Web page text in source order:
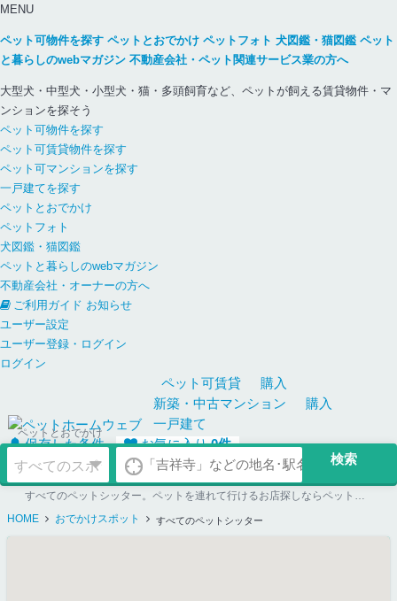
MENU
ペット可物件を探す ペットとおでかけ ペットフォト 犬図鑑・猫図鑑 ペット
と暮らしのwebマガジン 不動産会社・ペット関連サービス業の方へ
大型犬・中型犬・小型犬・猫・多頭飼育など、ペットが飼える賃貸物件・マ
ンションを探そう
ペット可物件を探す
ペット可賃貸物件を探す
ペット可マンションを探す
一戸建てを探す
ペットとおでかけ
ペットフォト
犬図鑑・猫図鑑
ペットと暮らしのwebマガジン
不動産会社・オーナーの方へ
ご利用ガイド お知らせ
ユーザー設定
ユーザー登録・ログイン
ログイン
ペット可賃貸
購入
新築・中古マンション
購入
一戸建て
保存した条件
お気に入り0件
ペットとおでかけ
すべてのペットシッター。ペットを連れて行けるお店探しならペットホームウェブ
HOME
おでかけスポット すべてのペットシッター